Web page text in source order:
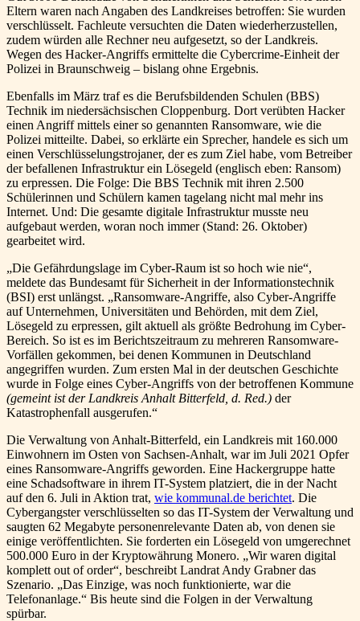
Eltern waren nach Angaben des Landkreises betroffen: Sie wurden
verschlüsselt. Fachleute versuchten die Daten wiederherzustellen,
zudem würden alle Rechner neu aufgesetzt, so der Landkreis.
Wegen des Hacker-Angriffs ermittelte die Cybercrime-Einheit der
Polizei in Braunschweig – bislang ohne Ergebnis.
Ebenfalls im März traf es die Berufsbildenden Schulen (BBS)
Technik im niedersächsischen Cloppenburg. Dort verübten Hacker
einen Angriff mittels einer so genannten Ransomware, wie die
Polizei mitteilte. Dabei, so erklärte ein Sprecher, handele es sich um
einen Verschlüsselungstrojaner, der es zum Ziel habe, vom Betreiber
der befallenen Infrastruktur ein Lösegeld (englisch eben: Ransom)
zu erpressen. Die Folge: Die BBS Technik mit ihren 2.500
Schülerinnen und Schülern kamen tagelang nicht mal mehr ins
Internet. Und: Die gesamte digitale Infrastruktur musste neu
aufgebaut werden, woran noch immer (Stand: 26. Oktober)
gearbeitet wird.
„Die Gefährdungslage im Cyber-Raum ist so hoch wie nie“,
meldete das Bundesamt für Sicherheit in der Informationstechnik
(BSI) erst unlängst. „Ransomware-Angriffe, also Cyber-Angriffe
auf Unternehmen, Universitäten und Behörden, mit dem Ziel,
Lösegeld zu erpressen, gilt aktuell als größte Bedrohung im Cyber-
Bereich. So ist es im Berichtszeitraum zu mehreren Ransomware-
Vorfällen gekommen, bei denen Kommunen in Deutschland
angegriffen wurden. Zum ersten Mal in der deutschen Geschichte
wurde in Folge eines Cyber-Angriffs von der betroffenen Kommune
(gemeint ist der Landkreis Anhalt Bitterfeld, d. Red.) der
Katastrophenfall ausgerufen.“
Die Verwaltung von Anhalt-Bitterfeld, ein Landkreis mit 160.000
Einwohnern im Osten von Sachsen-Anhalt, war im Juli 2021 Opfer
eines Ransomware-Angriffs geworden. Eine Hackergruppe hatte
eine Schadsoftware in ihrem IT-System platziert, die in der Nacht
auf den 6. Juli in Aktion trat, wie kommunal.de berichtet. Die
Cybergangster verschlüsselten so das IT-System der Verwaltung und
saugten 62 Megabyte personenrelevante Daten ab, von denen sie
einige veröffentlichten. Sie forderten ein Lösegeld von umgerechnet
500.000 Euro in der Kryptowährung Monero. „Wir waren digital
komplett out of order“, beschreibt Landrat Andy Grabner das
Szenario. „Das Einzige, was noch funktionierte, war die
Telefonanlage.“ Bis heute sind die Folgen in der Verwaltung
spürbar.